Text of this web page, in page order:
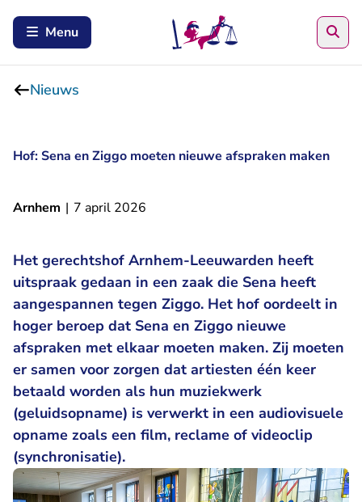
Menu
Nieuws
Hof: Sena en Ziggo moeten nieuwe afspraken maken
Arnhem | 7 april 2026
Het gerechtshof Arnhem-Leeuwarden heeft
uitspraak gedaan in een zaak die Sena heeft
aangespannen tegen Ziggo. Het hof oordeelt in
hoger beroep dat Sena en Ziggo nieuwe
afspraken met elkaar moeten maken. Zij moeten
er samen voor zorgen dat artiesten één keer
betaald worden als hun muziekwerk
(geluidsopname) is verwerkt in een audiovisuele
opname zoals een film, reclame of videoclip
(synchronisatie).